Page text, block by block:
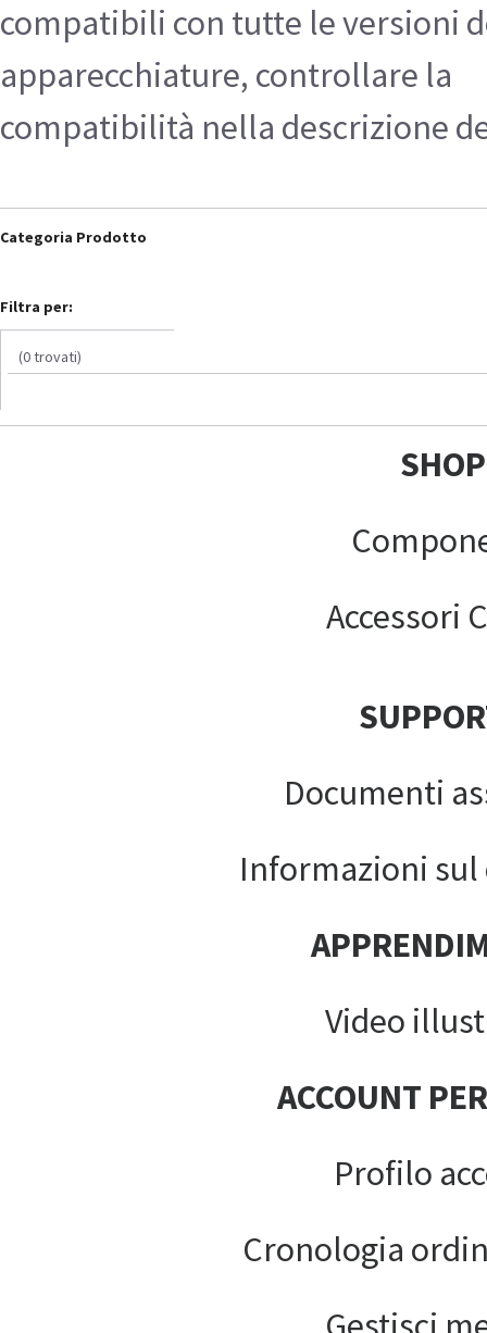
compatibili con tutte le versioni
apparecchiature, controllare la
compatibilità nella descrizione
Categoria Prodotto
Filtra per:
(0 trovati)
SHOP
Accessori
Documenti
Informazioni sul
Video
ACCOUNT
Profilo
Cronologia